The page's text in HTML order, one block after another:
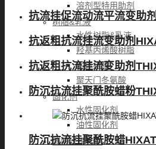
溶剂型特用助剂
树脂&乳液
水性树脂&乳液
羟基丙烯酸树脂
固体树脂
聚天门冬氨酸
固化剂
水性固化剂
油性固化剂
醋酸纤维素酯
抗流挂促流动流平流变助
抗返粗抗流挂流变助剂
抗返粗抗流挂流变助剂
防沉抗流挂聚酰胺蜡粉
防沉抗流挂聚酰胺蜡